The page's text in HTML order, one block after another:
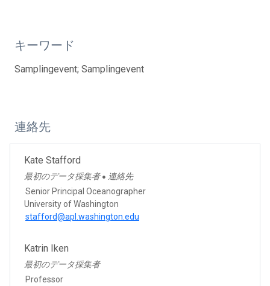
キーワード
Samplingevent; Samplingevent
連絡先
Kate Stafford
最初のデータ採集者 ● 連絡先
Senior Principal Oceanographer
University of Washington
stafford@apl.washington.edu
Katrin Iken
最初のデータ採集者
Professor